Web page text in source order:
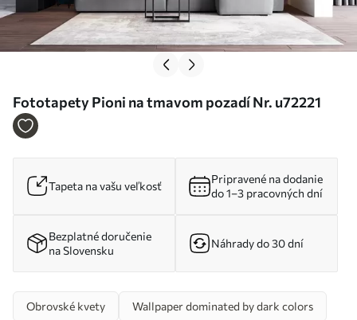
Fototapety Pioni na tmavom pozadí Nr. u72221
Tapeta na vašu veľkosť
Pripravené na dodanie
do 1–3 pracovných dní
Bezplatné doručenie
na Slovensku
Náhrady do 30 dní
Obrovské kvety Wallpaper dominated by dark colors